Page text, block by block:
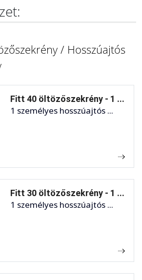
/ Hosszúajtós
Fitt 40 öltözőszekrény - 1 ...
1 személyes hosszúajtós ...
Fitt 30 öltözőszekrény - 1 ...
1 személyes hosszúajtós ...